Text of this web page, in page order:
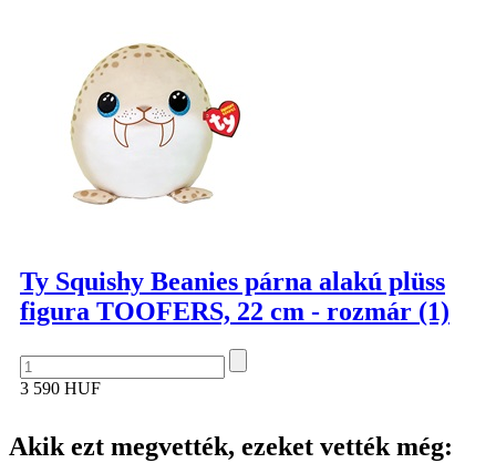
Ty Squishy Beanies párna alakú plüss
figura TOOFERS, 22 cm - rozmár (1)
3 590 HUF
Akik ezt megvették, ezeket vették még: